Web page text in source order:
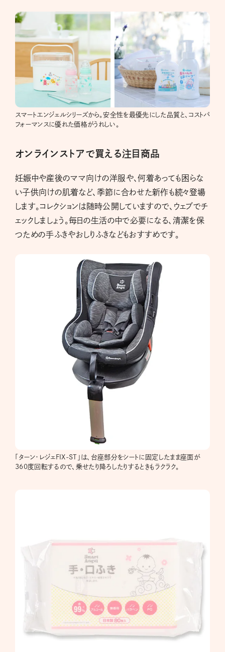
スマートエンジェルシリーズから。安全性を最優先にした品質と、コストパ
フォーマンスに優れた価格がうれしい。
オンラインストアで買える注目商品
妊娠中や産後のママ向けの洋服や、何着あっても困らな
い子供向けの肌着など、季節に合わせた新作も続々登場
します。コレクションは随時公開していますので、ウェブでチ
ェックしましょう。毎日の生活の中で必要になる、清潔を保
つための手ふきやおしりふきなどもおすすめです。
「ターン・レジェFIX-ST」は、台座部分をシートに固定したまま座面が
360度回転するので、乗せたり降ろしたりするときもラクラク。